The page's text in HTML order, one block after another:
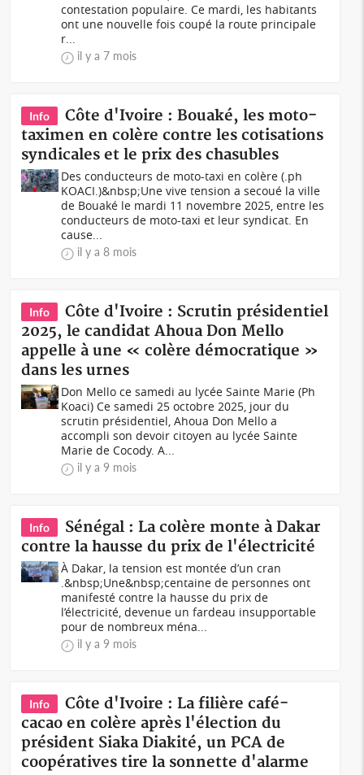
contestation populaire. Ce mardi, les habitants
ont une nouvelle fois coupé la route principale
r...
il y a 7 mois
Info
Côte d'Ivoire : Bouaké, les moto-
taximen en colère contre les cotisations
syndicales et le prix des chasubles
Des conducteurs de moto-taxi en colère (.ph
KOACI.)&nbsp;Une vive tension a secoué la ville
de Bouaké le mardi 11 novembre 2025, entre les
conducteurs de moto-taxi et leur syndicat. En
cause...
il y a 8 mois
Info
Côte d'Ivoire : Scrutin présidentiel
2025, le candidat Ahoua Don Mello
appelle à une « colère démocratique »
dans les urnes
Don Mello ce samedi au lycée Sainte Marie (Ph
Koaci) Ce samedi 25 octobre 2025, jour du
scrutin présidentiel, Ahoua Don Mello a
accompli son devoir citoyen au lycée Sainte
Marie de Cocody. A...
il y a 9 mois
Info
Sénégal : La colère monte à Dakar
contre la hausse du prix de l'électricité
À Dakar, la tension est montée d’un cran
.&nbsp;Une&nbsp;centaine de personnes ont
manifesté contre la hausse du prix de
l’électricité, devenue un fardeau insupportable
pour de nombreux ména...
il y a 9 mois
Info
Côte d'Ivoire : La filière café-
cacao en colère après l'élection du
président Siaka Diakité, un PCA de
coopératives tire la sonnette d'alarme